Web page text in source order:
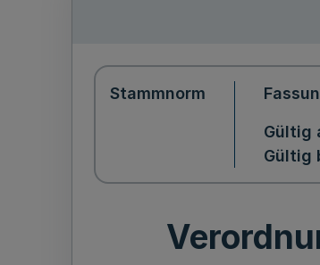
Stammnorm
Gültig
Gültig